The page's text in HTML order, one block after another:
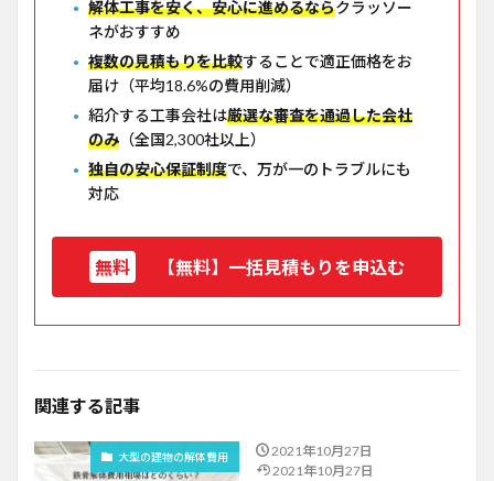
解体工事を安く、安心に進めるならクラッソー
ネがおすすめ
複数の見積もりを比較することで適正価格をお
届け（平均18.6%の費用削減）
紹介する工事会社は厳選な審査を通過した会社
のみ （全国2,300社以上）
独自の安心保証制度で、万が一のトラブルにも
対応
【無料】一括見積もりを申込む
関連する記事
大型の建物の解体費用
2021年10月27日
2021年10月27日